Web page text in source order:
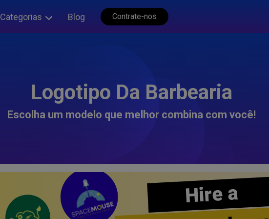
Categorias Blog Contrate-nos
Logotipo Da Barbearia
Escolha um modelo que melhor combina com você!
Hire a